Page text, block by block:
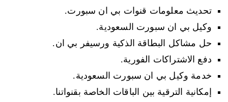
تحديث معلومات قنوات بي ان سبورت.
وكيل بي ان سبورت السعودية.
حل مشاكل البطاقة الذكية ورسيفر بي ان.
دفع الاشتراكات الفورية.
خدمة وكيل بي ان سبورت السعودية.
إمكانية الترقية بين الباقات الخاصة بقنواتنا.